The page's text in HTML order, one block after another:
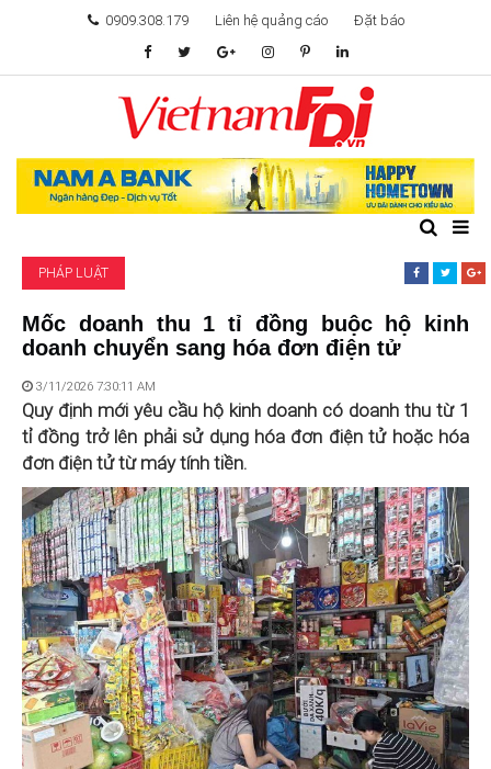
0909.308.179 Liên hệ quảng cáo Đặt báo
TÂM ĐIỂM ĐẦU TƯ
TÀI CHÍNH
KHỞI NGHIỆP
GIẢI TRÍ & CÔNG NGHỆ
PHÁP LUẬT
Mốc doanh thu 1 tỉ đồng buộc hộ kinh
doanh chuyển sang hóa đơn điện tử
3/11/2026 7:30:11 AM
Quy định mới yêu cầu hộ kinh doanh có doanh thu từ 1
tỉ đồng trở lên phải sử dụng hóa đơn điện tử hoặc hóa
đơn điện tử từ máy tính tiền.